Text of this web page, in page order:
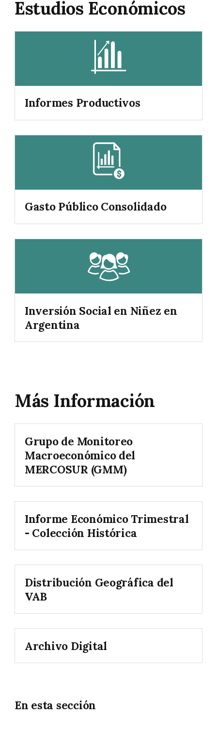
Estudios Económicos
Informes Productivos
Gasto Público Consolidado
Inversión Social en Niñez en
Argentina
Más Información
Grupo de Monitoreo
Macroeconómico del
MERCOSUR (GMM)
Informe Económico Trimestral
- Colección Histórica
Distribución Geográfica del
VAB
Archivo Digital
En esta sección